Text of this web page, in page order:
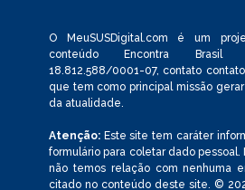
O MeuSUSDigital.com é um
conteúdo Encontra Brasil
18.812.588/0001-07, contato
que tem como principal missão
da atualidade.
Atenção:Este site tem caráter
formulário para coletar dado pessoal.
não temos relação com nenhuma
citado no conteúdo deste site. ©